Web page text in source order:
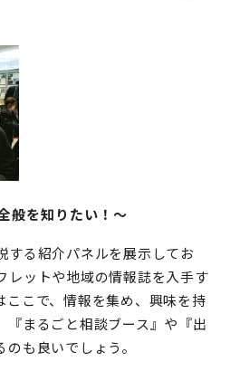
を知りたい！〜
する紹介パネルを展示してお
レットや地域の情報誌を入手す
ここで、情報を集め、興味を持
『まるごと相談ブース』や『出
も良いでしょう。